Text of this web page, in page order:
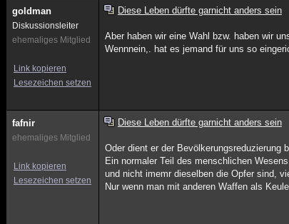
goldman
Diskussionsleiter
ehemaliges Mitglied
Link kopieren
Lesezeichen setzen
Diese Leben dürfte garnicht anders sein
Aber haben wir eine Wahl bzw. haben wir
Wennnein,. hat es jemand für uns so
fafnir
ehemaliges Mitglied
Link kopieren
Lesezeichen setzen
Diese Leben dürfte garnicht anders sein
Oder dient er der Bevölkerungsreduzierung
Ein normaler Teil des menschlichen
und nicht imemr dieselben die Opfer sind,
Nur wenn man mit anderen Waffen als